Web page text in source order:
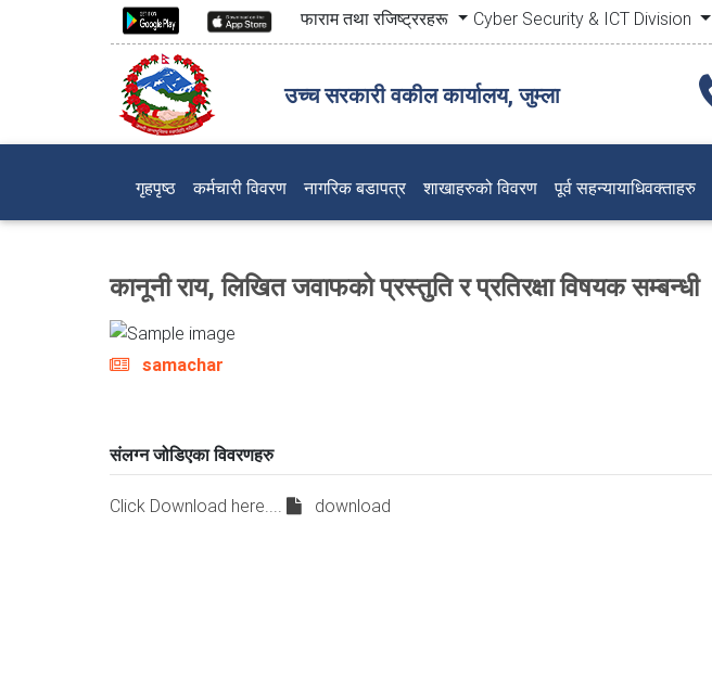
फाराम तथा रजिष्ट्ररहरू Cyber Security & ICT Division
उच्च सरकारी वकील कार्यालय, जुम्ला
गृहपृष्ठ(current)
कर्मचारी विवरण नागरिक बडापत्र शाखाहरुको विवरण पूर्व सहन्यायाधिवक्ताहरु
कानूनी राय, लिखित जवाफको प्रस्तुति र प्रतिरक्षा विषयक सम्बन्धी
samachar
संलग्न जोडिएका विवरणहरु
Click Download here.... download